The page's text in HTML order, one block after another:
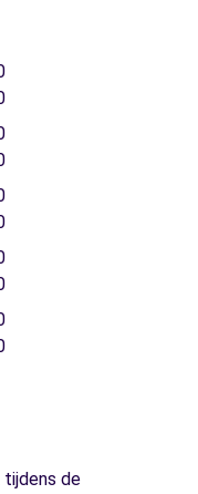
tijdens de